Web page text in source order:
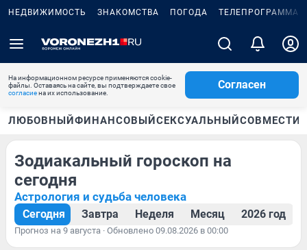
НЕДВИЖИМОСТЬ ЗНАКОМСТВА ПОГОДА ТЕЛЕПРОГРАММА
На информационном ресурсе применяются cookie-
файлы. Оставаясь на сайте, вы подтверждаете свое
согласиена их использование.
Согласен
ЛЮБОВНЫЙФИНАНСОВЫЙСЕКСУАЛЬНЫЙ
Зодиакальный гороскоп на
сегодня
Астрология и судьба человека
Сегодня Завтра Неделя Месяц 2026 год
Прогноз на 9 августа · Обновлено 09.08.2026 в 00:00